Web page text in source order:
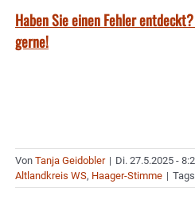
Haben Sie einen Fehler
gerne!
Von Tanja Geidobler | Di. 27.5.2025 -
Altlandkreis WS, Haager-Stimme |